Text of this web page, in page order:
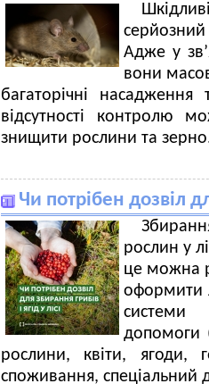
серйозний
Адже у
вони
багаторічні
відсутності контролю
знищити рослини та
Чи потрібен дозвіл
рослин у
це можна
оформити
системи
допомоги
рослини, квіти, ягоди,
споживання, спеціальний